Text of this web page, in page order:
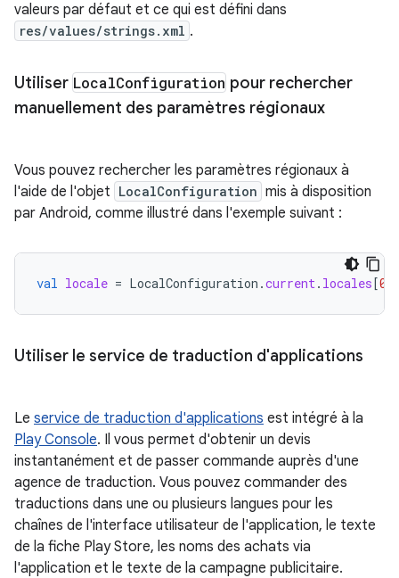
valeurs par défaut et ce qui est défini dans
res/values/strings.xml .
Utiliser LocalConfiguration pour rechercher
manuellement des paramètres régionaux
Vous pouvez rechercher les paramètres régionaux à
l'aide de l'objet LocalConfiguration mis à disposition
par Android, comme illustré dans l'exemple suivant :
val locale = LocalConfiguration .current. locales[0
Utiliser le service de traduction d'applications
Le service de traduction d'applications est intégré à la
Play Console. Il vous permet d'obtenir un devis
instantanément et de passer commande auprès d'une
agence de traduction. Vous pouvez commander des
traductions dans une ou plusieurs langues pour les
chaînes de l'interface utilisateur de l'application, le texte
de la fiche Play Store, les noms des achats via
l'application et le texte de la campagne publicitaire.